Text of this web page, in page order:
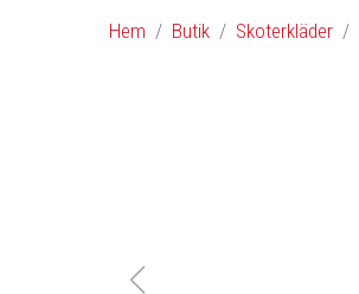
Hem Butik Skoterkläder